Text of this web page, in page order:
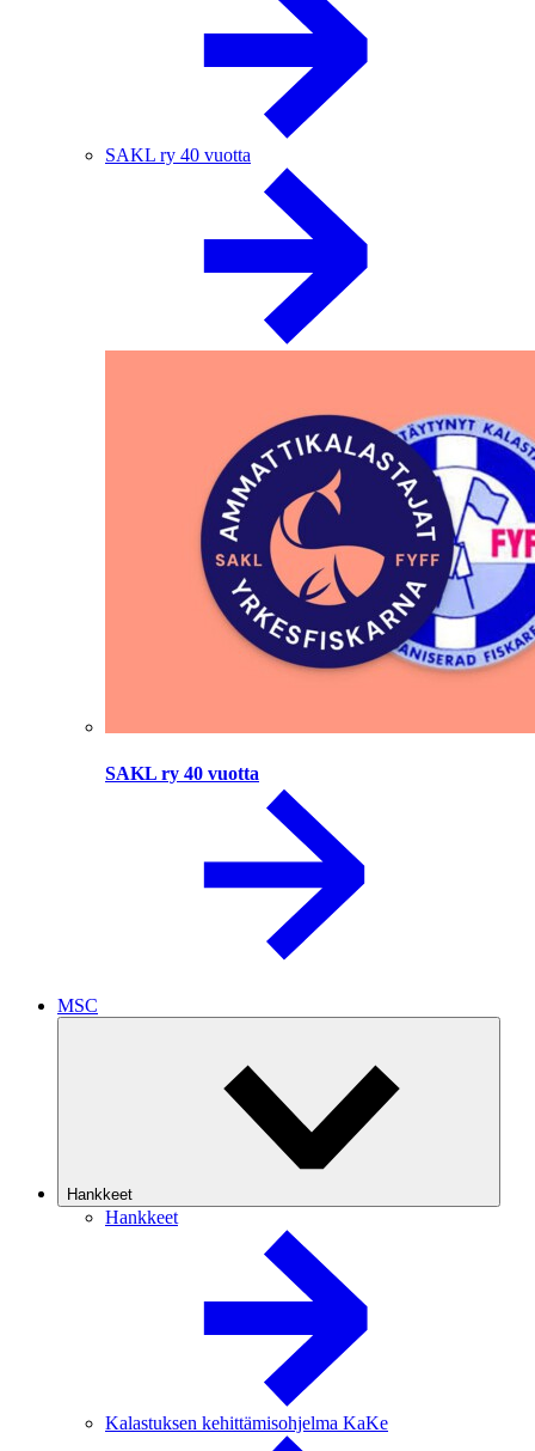
SAKL ry 40 vuotta
SAKL ry 40 vuotta
MSC
Hankkeet
Hankkeet
Kalastuksen kehittämisohjelma KaKe